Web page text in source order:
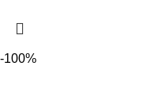
-100%